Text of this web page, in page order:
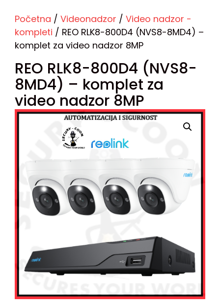
Početna / Videonadzor / Video nadzor -
kompleti / REO RLK8-800D4 (NVS8-8MD4) –
komplet za video nadzor 8MP
REO RLK8-800D4 (NVS8-
8MD4) – komplet za
video nadzor 8MP